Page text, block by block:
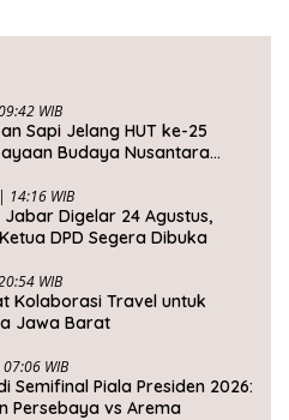
WIB
Sapi Jelang HUT ke-25
Budaya Nusantara
14:16 WIB
Digelar 24 Agustus,
DPD Segera Dibuka
WIB
Kolaborasi Travel untuk
Jawa Barat
WIB
Semifinal Piala Presiden 2026:
Persebaya vs Arema